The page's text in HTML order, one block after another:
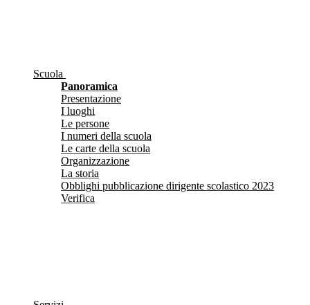
Scuola
Panoramica
Presentazione
I luoghi
Le persone
I numeri della scuola
Le carte della scuola
Organizzazione
La storia
Obblighi pubblicazione dirigente scolastico 2023
Verifica